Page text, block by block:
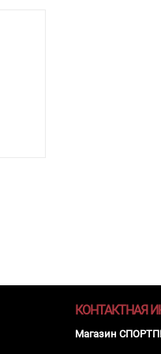
КОНТАКТНАЯ
Магазин